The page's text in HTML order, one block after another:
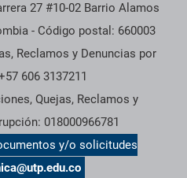
27 #10-02 Barrio Alamos
- Código postal: 660003
Reclamos y Denuncias por
606 3137211
Quejas, Reclamos y
018000966781
y/o solicitudes